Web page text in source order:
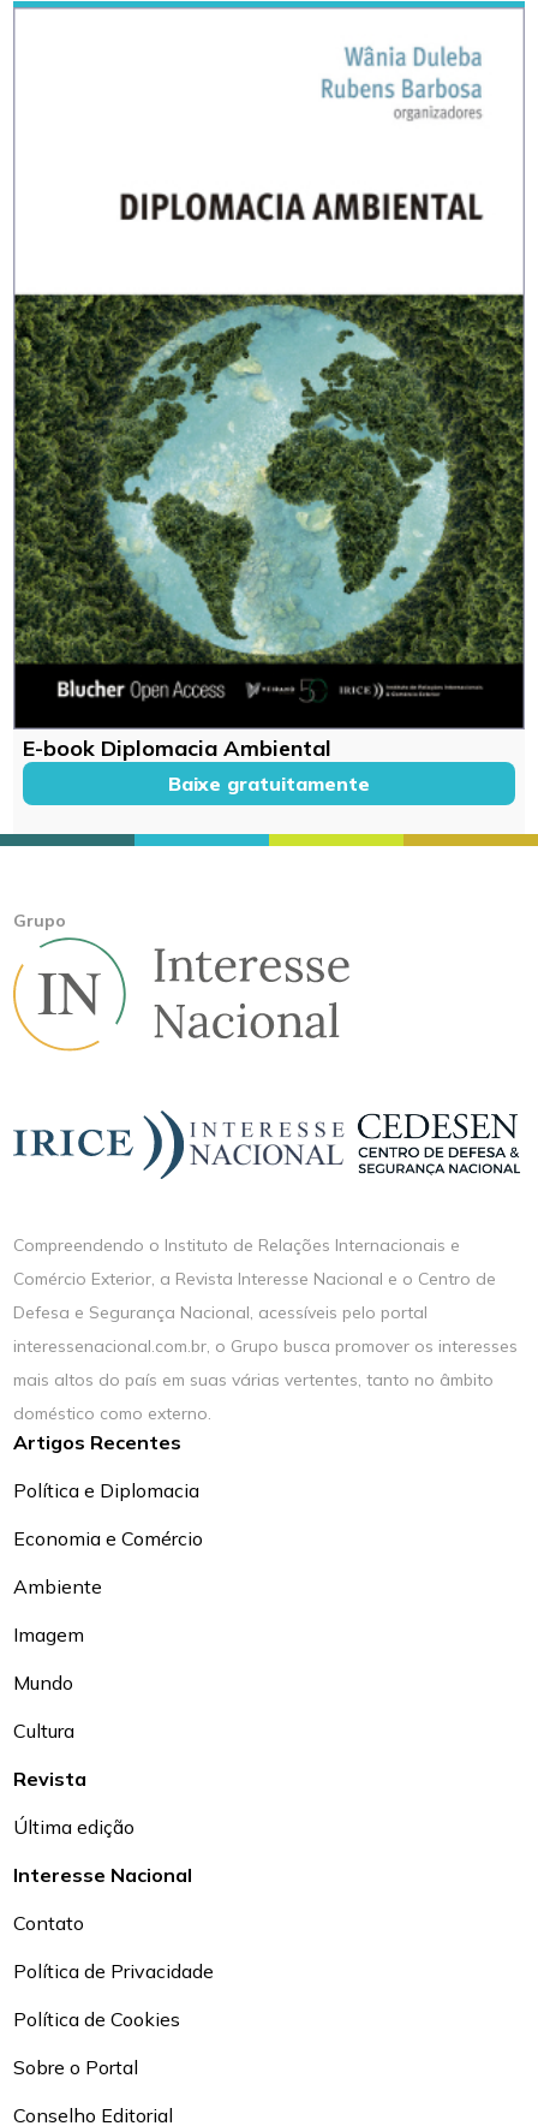
E-book Diplomacia Ambiental
Baixe gratuitamente
Grupo
Compreendendo o Instituto de Relações Internacionais e
Comércio Exterior, a Revista Interesse Nacional e o Centro de
Defesa e Segurança Nacional, acessíveis pelo portal
interessenacional.com.br, o Grupo busca promover os interesses
mais altos do país em suas várias vertentes, tanto no âmbito
doméstico como externo.
Artigos Recentes
Política e Diplomacia
Economia e Comércio
Ambiente
Imagem
Mundo
Cultura
Revista
Última edição
Interesse Nacional
Contato
Política de Privacidade
Política de Cookies
Sobre o Portal
Conselho Editorial